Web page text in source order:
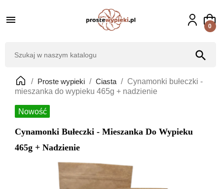
search

0
Proste wypieki Ciasta
Cynamonki bułeczki -
mieszanka do wypieku 465g + nadzienie
Nowość
Cynamonki Bułeczki - Mieszanka Do Wypieku
465g + Nadzienie